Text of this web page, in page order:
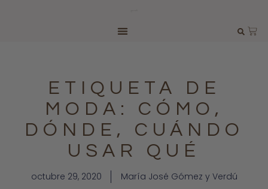
ETIQUETA DE
MODA: CÓMO,
DÓNDE, CUÁNDO
USAR QUÉ
octubre 29, 2020 María José Gómez y Verdú